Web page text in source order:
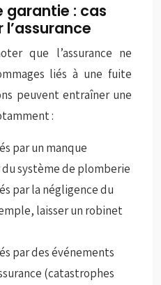
garantie : cas
que l’assurance ne
liés à une fuite
peuvent entraîner une
:
par un manque
système de plomberie
par la négligence du
laisser un robinet
par des événements
(catastrophes